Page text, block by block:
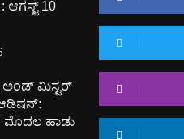
ಆಗಸ್ಟ್ 10
ಅಂಡ್ ಮಿಸ್ಟರ್
ಹಾಡು